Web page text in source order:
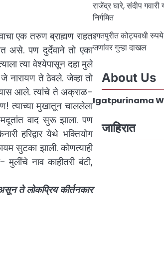
एक तरुण ब्राह्मण राहत
असे. पण दुर्देवाने तो एका
त्या वेश्येपासून दहा मुले
नारायण ते ठेवले. जेव्हा तो
आले. त्यांचे ते अक्राळ-
त्याच्या मुखातून चाललेला
वाद सुरू झाला. पण
हरिद्वार येथे भक्तियोग
सुटका झाली. कोणत्याही
नाव काहीतरी बंटी,
ते लोकप्रिय कीर्तनकार
राजेंद्र घारे, संदीप
निर्गमित
इगतपुरीत कोट्यवधी
जणांवर गुन्हा दाखल
About Us
Igatpurinama
जाहिरात